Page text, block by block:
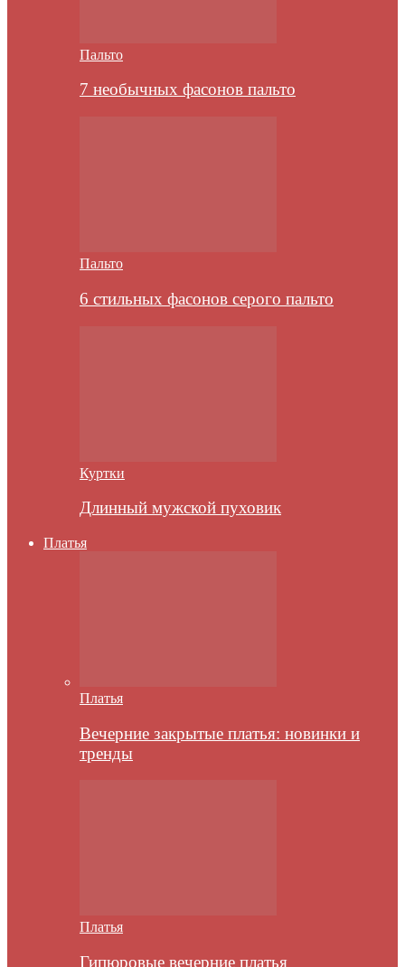
Пальто
7 необычных фасонов пальто
Пальто
6 стильных фасонов серого пальто
Куртки
Длинный мужской пуховик
Платья
Платья
Вечерние закрытые платья: новинки и
тренды
Платья
Гипюровые вечерние платья